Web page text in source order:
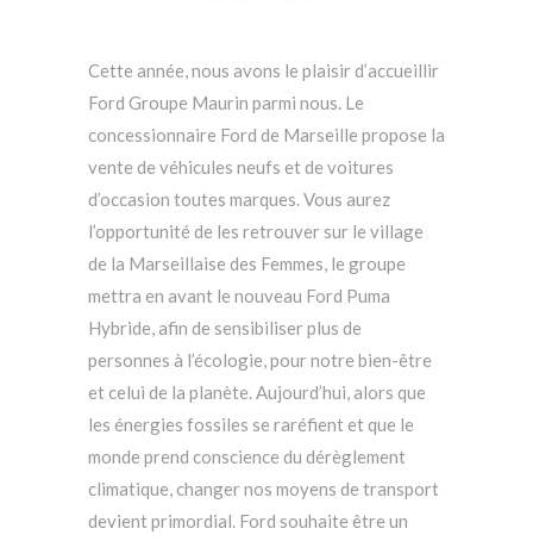
Cette année, nous avons le plaisir d’accueillir
Ford Groupe Maurin parmi nous. Le
concessionnaire Ford de Marseille propose la
vente de véhicules neufs et de voitures
d’occasion toutes marques. Vous aurez
l’opportunité de les retrouver sur le village
de la Marseillaise des Femmes, le groupe
mettra en avant le nouveau Ford Puma
Hybride, afin de sensibiliser plus de
personnes à l’écologie, pour notre bien-être
et celui de la planète. Aujourd’hui, alors que
les énergies fossiles se raréfient et que le
monde prend conscience du dérèglement
climatique, changer nos moyens de transport
devient primordial. Ford souhaite être un